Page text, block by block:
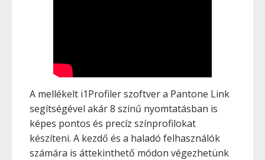
A mellékelt i1Profiler szoftver a Pantone Link
segítségével akár 8 színű nyomtatásban is
képes pontos és precíz színprofilokat
készíteni. A kezdő és a haladó felhasználók
számára is áttekinthető módon végezhetünk